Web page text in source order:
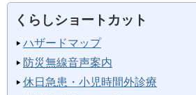
くらしショートカット
ハザードマップ
防災無線音声案内
休日急患・小児時間外診療